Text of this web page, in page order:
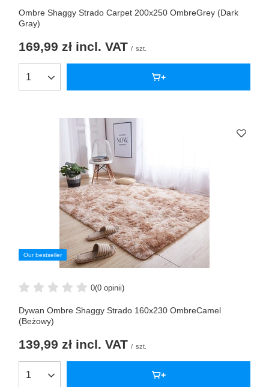
Ombre Shaggy Strado Carpet 200x250 OmbreGrey (Dark
Gray)
169,99 zł incl. VAT / szt.
Our bestseller
0(0 opinii)
Dywan Ombre Shaggy Strado 160x230 OmbreCamel
(Beżowy)
139,99 zł incl. VAT / szt.